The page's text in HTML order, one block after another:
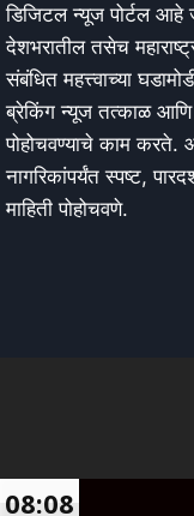
डिजिटल न्यूज पोर्टल आहे
देशभरातील तसेच
संबंधित महत्त्वाच्या
ब्रेकिंग न्यूज तत्काळ आणि
पोहोचवण्याचे काम करते.
नागरिकांपर्यंत स्पष्ट,
माहिती पोहोचवणे.
08:08